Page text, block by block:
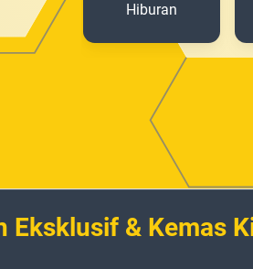
Hiburan
Eksklusif & Kemas